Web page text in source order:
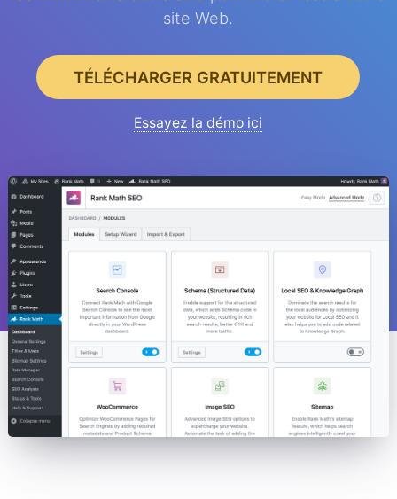
site Web.
TÉLÉCHARGER GRATUITEMENT
Essayez la démo ici